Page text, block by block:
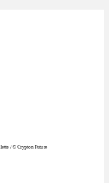
/ © Crypton Future